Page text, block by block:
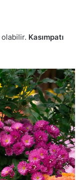
olabilir. Kasımpatı